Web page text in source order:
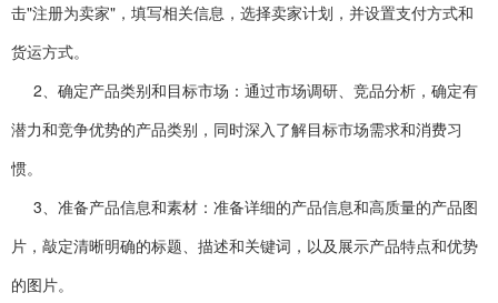
击"注册为卖家"，填写相关信息，选择卖家计划，并设置支付方式和
货运方式。
2、确定产品类别和目标市场：通过市场调研、竞品分析，确定有
潜力和竞争优势的产品类别，同时深入了解目标市场需求和消费习
惯。
3、准备产品信息和素材：准备详细的产品信息和高质量的产品图
片，敲定清晰明确的标题、描述和关键词，以及展示产品特点和优势
的图片。